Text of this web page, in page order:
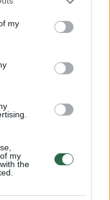
my
my
the
prezidentas
netiesiogines
kurios iš
arba dujas,
muitus
per